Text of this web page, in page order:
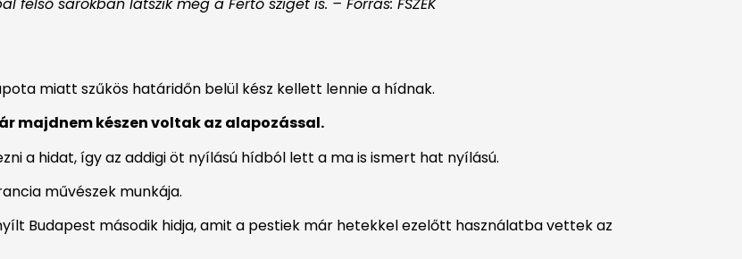
miatt szűkös határidőn belül kész kellett lennie a hídnak.
majdnem készen voltak az alapozással.
a hidat, így az addigi öt nyílású hídból lett a ma is ismert hat nyílású.
művészek munkája.
Budapest második hidja, amit a pestiek már hetekkel ezelőtt használatba vettek az